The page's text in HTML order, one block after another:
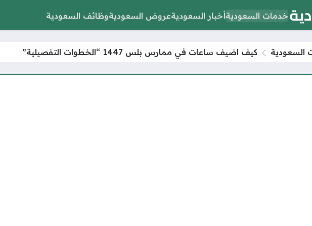
خدمات السعوديةأخبار السعوديةعروض السعوديةوظائف السعودية
السعودية كيف اضيف ساعات في ممارس بلس 1447 “الخطوات التفصيلية”